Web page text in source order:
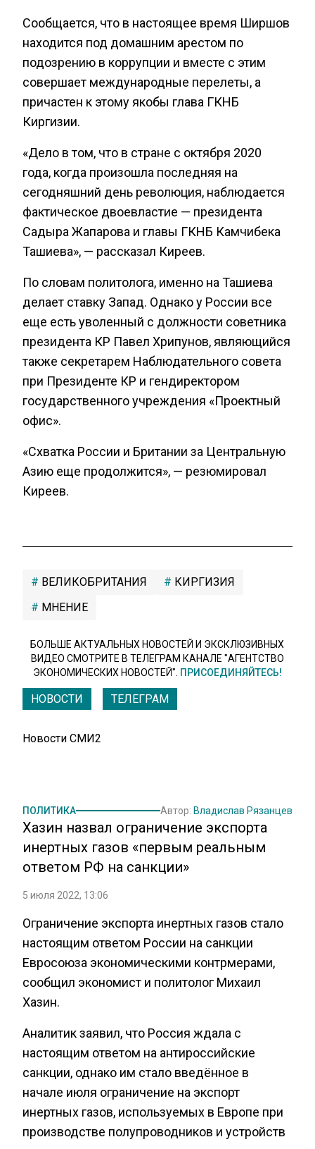
Сообщается, что в настоящее время Ширшов
находится под домашним арестом по
подозрению в коррупции и вместе с этим
совершает международные перелеты, а
причастен к этому якобы глава ГКНБ
Киргизии.
«Дело в том, что в стране с октября 2020
года, когда произошла последняя на
сегодняшний день революция, наблюдается
фактическое двоевластие — президента
Садыра Жапарова и главы ГКНБ Камчибека
Ташиева», — рассказал Киреев.
По словам политолога, именно на Ташиева
делает ставку Запад. Однако у России все
еще есть уволенный с должности советника
президента КР Павел Хрипунов, являющийся
также секретарем Наблюдательного совета
при Президенте КР и гендиректором
государственного учреждения «Проектный
офис».
«Схватка России и Британии за Центральную
Азию еще продолжится», — резюмировал
Киреев.
ВЕЛИКОБРИТАНИЯ
КИРГИЗИЯ
МНЕНИЕ
БОЛЬШЕ АКТУАЛЬНЫХ НОВОСТЕЙ И ЭКСКЛЮЗИВНЫХ
ВИДЕО СМОТРИТЕ В ТЕЛЕГРАМ КАНАЛЕ "АГЕНТСТВО
ЭКОНОМИЧЕСКИХ НОВОСТЕЙ". ПРИСОЕДИНЯЙТЕСЬ!
НОВОСТИ ТЕЛЕГРАМ
Новости СМИ2
ПОЛИТИКА Автор: Владислав Рязанцев
Хазин назвал ограничение экспорта
инертных газов «первым реальным
ответом РФ на санкции»
5 июля 2022, 13:06
Ограничение экспорта инертных газов стало
настоящим ответом России на санкции
Евросоюза экономическими контрмерами,
сообщил экономист и политолог Михаил
Хазин.
Аналитик заявил, что Россия ждала с
настоящим ответом на антироссийские
санкции, однако им стало введённое в
начале июля ограничение на экспорт
инертных газов, используемых в Европе при
производстве полупроводников и устройств